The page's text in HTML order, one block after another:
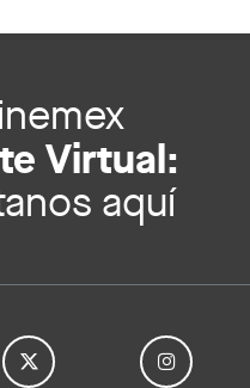
Virtual:
aquí